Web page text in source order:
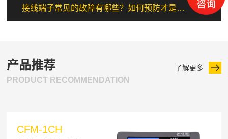
接线端子常见的故障有哪些？如何预防才是关键
产品推荐
PRODUCT RECOMMENDATION
了解更多
CFM-1CH